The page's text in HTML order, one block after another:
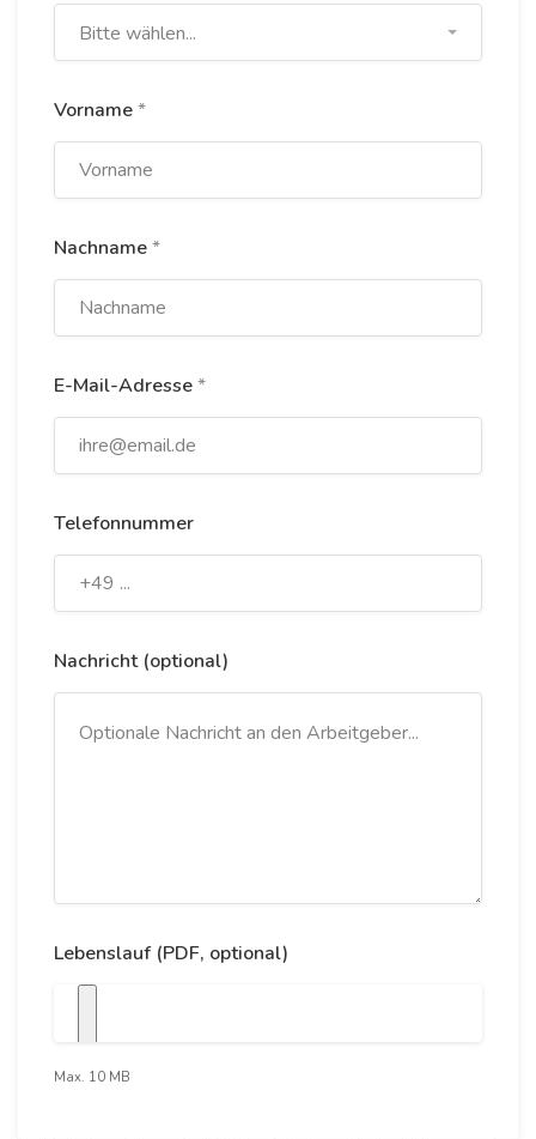
Bitte wählen...
Vorname*
Nachname*
E-Mail-Adresse*
Telefonnummer
Nachricht (optional)
Lebenslauf (PDF, optional)
Max. 10 MB